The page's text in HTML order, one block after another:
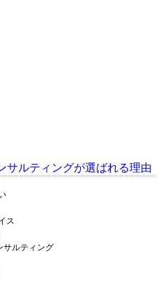
サルティングが選ばれる理由
ス
サルティング